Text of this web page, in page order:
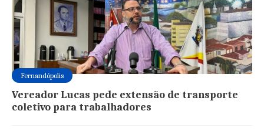
Fernandópolis
Vereador Lucas pede extensão de transporte
coletivo para trabalhadores